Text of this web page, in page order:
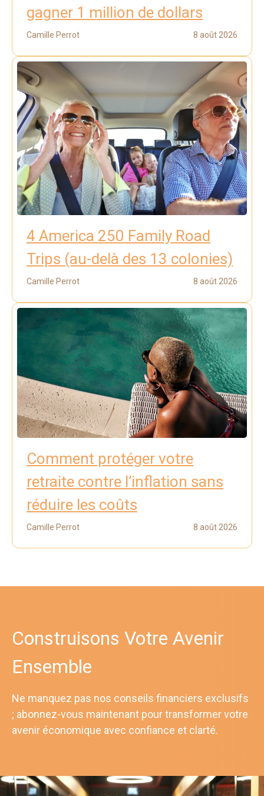
gagner 1 million de dollars
Camille Perrot 8 août 2026
4 America 250 Family Road
Trips (au-delà des 13 colonies)
Camille Perrot 8 août 2026
Comment protéger votre
retraite contre l’inflation sans
réduire les coûts
Camille Perrot 8 août 2026
Construisons Votre Avenir
Ensemble
Ne manquez pas nos conseils financiers exclusifs
; abonnez-vous maintenant pour transformer votre
avenir économique avec confiance et clarté.